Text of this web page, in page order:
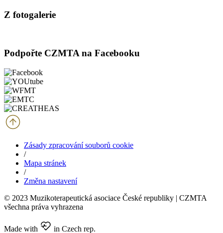
Z fotogalerie
Podpořte CZMTA na Facebooku
Zásady zpracování souborů cookie
/
Mapa stránek
/
Změna nastavení
© 2023 Muzikoterapeutická asociace České republiky | CZMTA
všechna práva vyhrazena
Made with
in Czech rep.